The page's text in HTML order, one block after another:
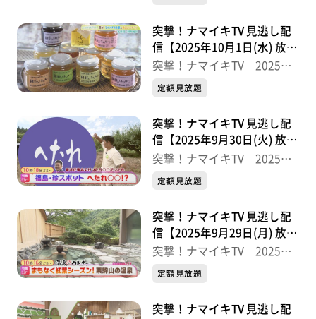
突撃！ナマイキTV 見逃し配
信【2025年10月1日(水) 放送
分】
突撃！ナマイキTV 2025後
半
定額見放題
突撃！ナマイキTV 見逃し配
信【2025年9月30日(火) 放送
分】
突撃！ナマイキTV 2025後
半
定額見放題
突撃！ナマイキTV 見逃し配
信【2025年9月29日(月) 放送
分】
突撃！ナマイキTV 2025後
半
定額見放題
突撃！ナマイキTV 見逃し配